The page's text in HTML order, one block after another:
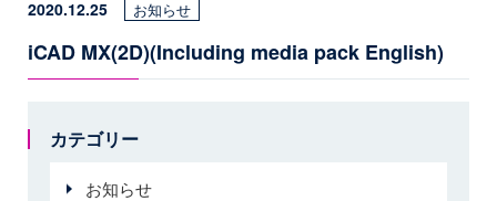
2020.12.25 お知らせ
iCAD MX(2D)(Including media pack English)
カテゴリー
お知らせ